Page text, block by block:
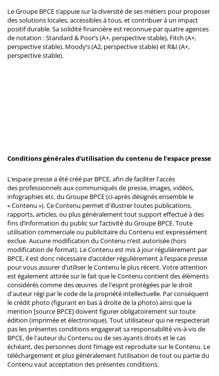
Le Groupe BPCE s’appuie sur la diversité de ses métiers pour proposer
des solutions locales, accessibles à tous, et contribuer à un impact
positif durable. Sa solidité financière est reconnue par quatre agences
de notation : Standard & Poor’s (A+, perspective stable), Fitch (A+,
perspective stable), Moody’s (A2, perspective stable) et R&I (A+,
perspective stable).
Conditions générales d'utilisation du contenu de l’espace presse
L’espace presse a été créé par BPCE, afin de faciliter l'accès
des professionnels aux communiqués de presse, images, vidéos,
infographies etc. du Groupe BPCE (ci-après désignés ensemble le
« Contenu »). Ce Contenu permet d'illustrer toutes publications,
rapports, articles, ou plus généralement tout support effectué à des
fins d’information du public sur l’activité du Groupe BPCE. Toute
utilisation commerciale ou publicitaire du Contenu est expressément
exclue. Aucune modification du Contenu n’est autorisée (hors
modification de format). Le Contenu est mis à jour régulièrement par
BPCE, il est donc nécessaire d’accéder régulièrement à l’espace presse
pour vous assurer d’utiliser le Contenu le plus récent. Votre attention
est également attirée sur le fait que le Contenu contient des éléments
considérés comme des œuvres de l'esprit protégées par le droit
d'auteur régi par le code de la propriété intellectuelle. Par conséquent
le crédit photo (figurant en bas à droite de la photo) ainsi que la
mention [source BPCE] doivent figurer obligatoirement sur toute
édition (imprimée et électronique). Tout utilisateur qui ne respecterait
pas les présentes conditions engagerait sa responsabilité vis-à-vis de
BPCE, de l'auteur du Contenu ou de ses ayants droits et le cas
échéant, des personnes dont l’image est reproduite sur le Contenu. Le
téléchargement et plus généralement l’utilisation de tout ou partie du
Contenu vaut acceptation des présentes conditions.